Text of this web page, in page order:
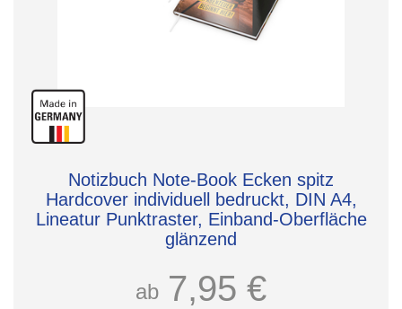
Notizbuch Note-Book Ecken spitz
Hardcover individuell bedruckt, DIN A4,
Lineatur Punktraster, Einband-Oberfläche
glänzend
ab 7,95 €